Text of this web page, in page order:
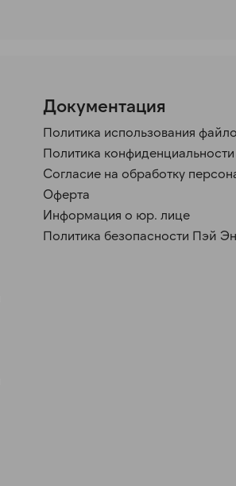
Документация
Политика использования
Политика конфиденциальности
Согласие на обработку
Оферта
Информация о юр. лице
Политика безопасности Пэй